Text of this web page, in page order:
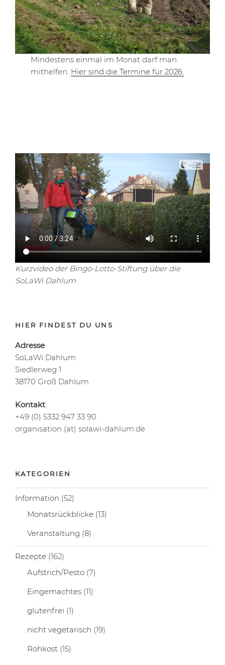
Mindestens einmal im Monat darf man
mithelfen. Hier sind die Termine für 2026.
Kurzvideo der Bingo-Lotto-Stiftung über die
SoLaWi Dahlum
HIER FINDEST DU UNS
Adresse
SoLaWi Dahlum
Siedlerweg 1
38170 Groß Dahlum
Kontakt
+49 (0) 5332 947 33 90
organisation (at) solawi-dahlum.de
KATEGORIEN
Information (52)
Monatsrückblicke (13)
Veranstaltung (8)
Rezepte (162)
Aufstrich/Pesto (7)
Eingemachtes (11)
glutenfrei (1)
nicht vegetarisch (19)
Rohkost (15)